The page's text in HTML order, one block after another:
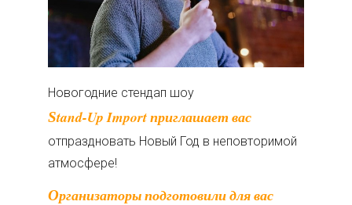
Новогодние стендап шоу
Stand-Up Import приглашает вас
отпраздновать Новый Год в неповторимой
атмосфере!
Организаторы подготовили для вас